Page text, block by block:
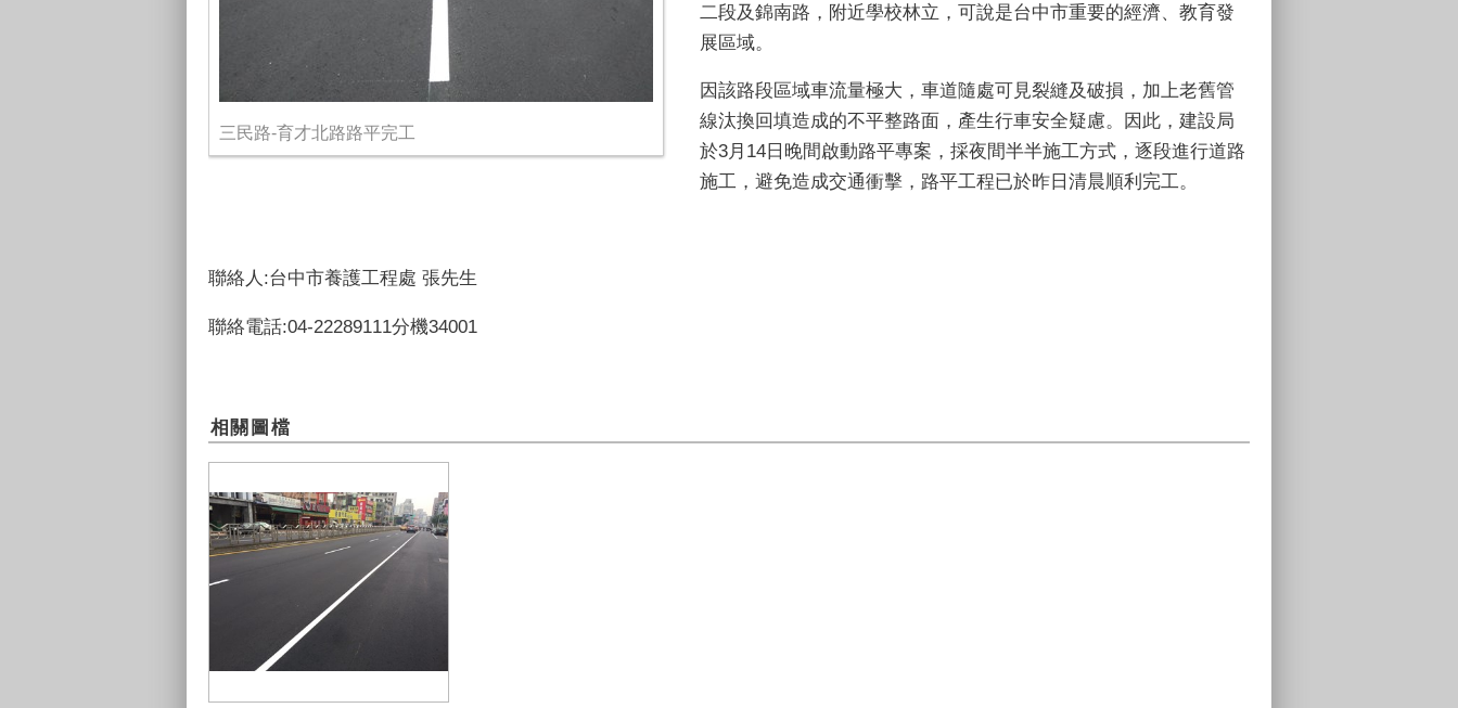
三民路-育才北路路平完工
二段及錦南路，附近學校林立，可說是台中市重要的經濟、教育發
展區域。
因該路段區域車流量極大，車道隨處可見裂縫及破損，加上老舊管
線汰換回填造成的不平整路面，產生行車安全疑慮。因此，建設局
於3月14日晚間啟動路平專案，採夜間半半施工方式，逐段進行道路
施工，避免造成交通衝擊，路平工程已於昨日清晨順利完工。
聯絡人:台中市養護工程處 張先生
聯絡電話:04-22289111分機34001
相關圖檔